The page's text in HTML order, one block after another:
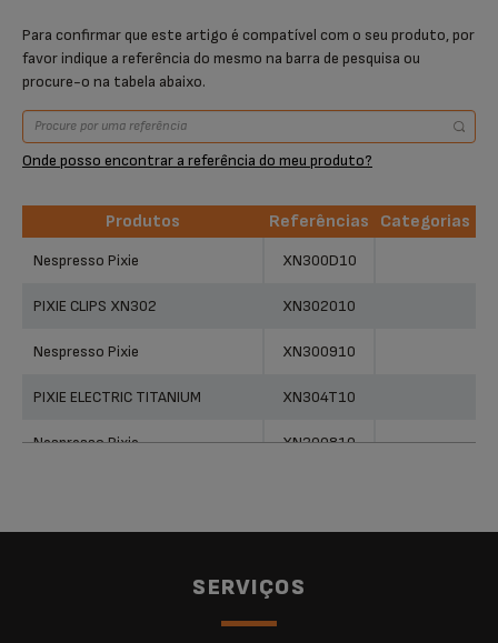
Para confirmar que este artigo é compatível com o seu produto, por
favor indique a referência do mesmo na barra de pesquisa ou
procure-o na tabela abaixo.
Onde posso encontrar a referência do meu produto?
Produtos Referências
Categorias
Produtos
Nespresso Pixie XN300D10
PIXIE CLIPS XN302 XN302010
Nespresso Pixie XN300910
PIXIE ELECTRIC TITANIUM XN304T10
Nespresso Pixie XN300810
PIXIE Electric Titan XN304T10
XN300510
SERVIÇOS